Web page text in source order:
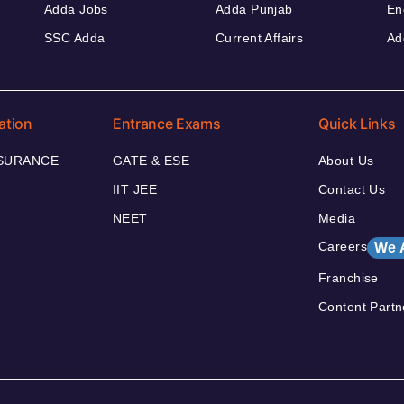
Adda Jobs
SSC Adda
Adda Punjab
Current Affairs
Entrance Exams
GATE & ESE
IIT JEE
NEET
Quick Links
About Us
Contact Us
Media
Careers We
Franchise
Content